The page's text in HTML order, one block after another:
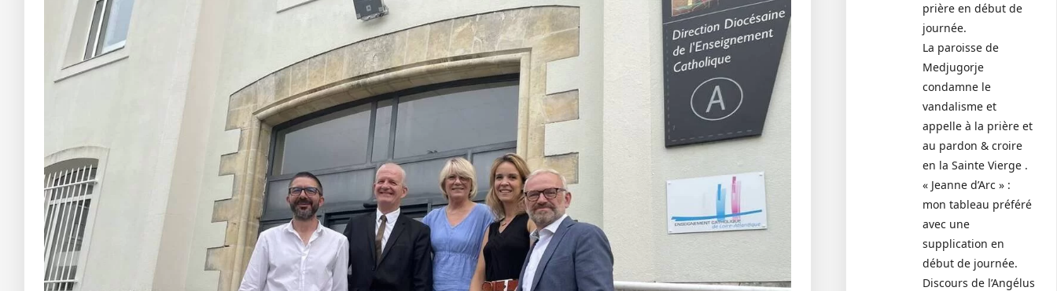
prière en début de
journée.
La paroisse de
Medjugorje
condamne le
vandalisme et
appelle à la prière et
au pardon & croire
en la Sainte Vierge .
« Jeanne d’Arc » :
mon tableau préféré
avec une
supplication en
début de journée.
Discours de l’Angélus